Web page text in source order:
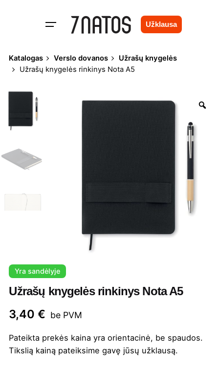
Užklausa
Katalogas Verslo dovanos
Užrašų knygelės
Užrašų knygelės rinkinys Nota A5
Yra sandėlyje
Užrašų knygelės rinkinys Nota A5
3,40€ be PVM
Pateikta prekės kaina yra orientacinė, be spaudos.
Tikslią kainą pateiksime gavę jūsų užklausą.